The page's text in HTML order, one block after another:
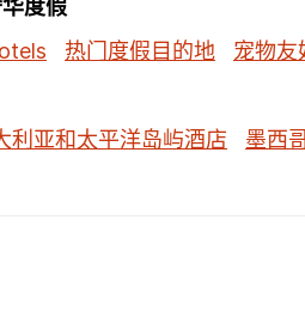
度假
热门度假目的地 宠物友
利亚和太平洋岛屿酒店 墨西